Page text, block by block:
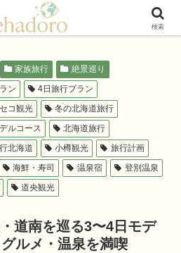
見の“黄金旅”ガイド
家族旅行
絶景巡り
ン
4日旅行プラン
コ観光
冬の北海道旅行
ルコース
北海道旅行
北海道 小樽観光
旅行計画
海鮮・寿司 温泉宿
登別温泉
道央観光
道南を巡る3〜4日モデ
ルメ・温泉を満喫
検索